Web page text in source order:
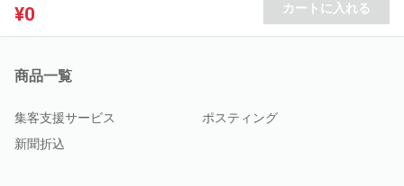
¥0 カートに入れる
商品一覧
集客支援サービス
ポスティング
新聞折込